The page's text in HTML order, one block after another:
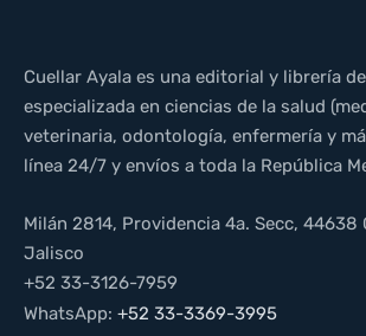
Cuellar Ayala es una editorial y librería
especializada en ciencias de la salud
veterinaria, odontología, enfermería y
línea 24/7 y envíos a toda la República
Milán 2814, Providencia 4a. Secc, 44638
Jalisco
+52 33-3126-7959
WhatsApp: +52 33-3369-3995